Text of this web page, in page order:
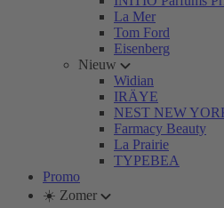
La Mer
Tom Ford
Eisenberg
Nieuw
Widian
IRÄYE
NEST NEW
Farmacy Beauty
La Prairie
TYPEBEA
Promo
☀️ Zomer